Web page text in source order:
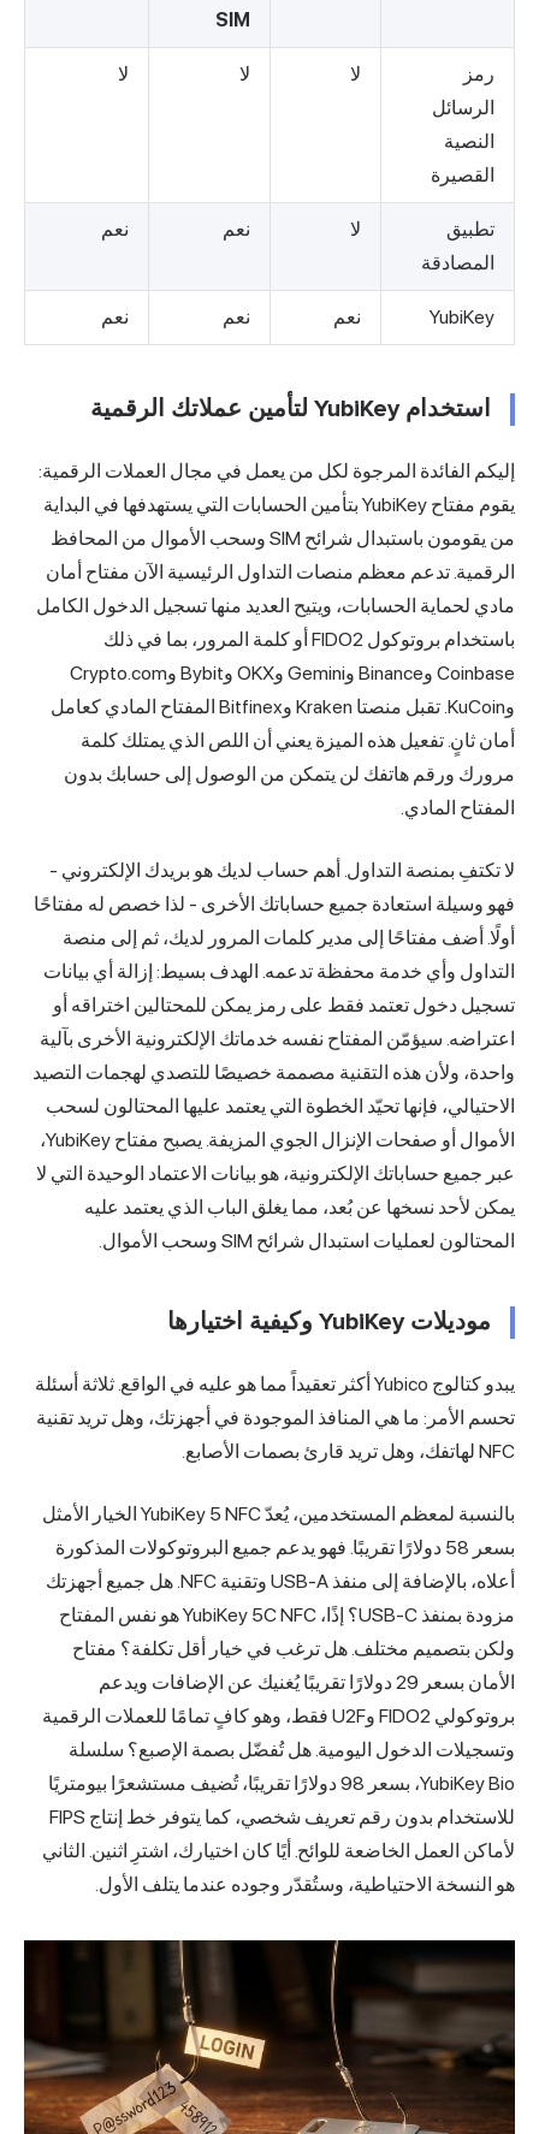
SIM
رمز
الرسائل
النصية
القصيرة
لا لا لا
تطبيق
المصادقة
لا نعم نعم
YubiKey نعم نعم نعم
استخدام YubiKey لتأمين عملاتك الرقمية
إليكم الفائدة المرجوة لكل من يعمل في مجال العملات الرقمية:
يقوم مفتاح YubiKey بتأمين الحسابات التي يستهدفها في البداية
من يقومون باستبدال شرائح SIM وسحب الأموال من المحافظ
الرقمية. تدعم معظم منصات التداول الرئيسية الآن مفتاح أمان
مادي لحماية الحسابات، ويتيح العديد منها تسجيل الدخول الكامل
باستخدام بروتوكول FIDO2 أو كلمة المرور، بما في ذلك
Coinbase
وBinance وGemini وOKX وBybit وCrypto.com
وKuCoin. تقبل منصتا Kraken وBitfinex المفتاح المادي كعامل
أمان ثانٍ. تفعيل هذه الميزة يعني أن اللص الذي يمتلك كلمة
مرورك ورقم هاتفك لن يتمكن من الوصول إلى حسابك بدون
المفتاح المادي.
لا تكتفِ بمنصة التداول. أهم حساب لديك هو بريدك الإلكتروني -
فهو وسيلة استعادة جميع حساباتك الأخرى - لذا خصص له مفتاحًا
أولًا. أضف مفتاحًا إلى مدير كلمات المرور لديك، ثم إلى منصة
التداول وأي خدمة محفظة تدعمه. الهدف بسيط: إزالة أي بيانات
تسجيل دخول تعتمد فقط على رمز يمكن للمحتالين اختراقه أو
اعتراضه. سيؤمّن المفتاح نفسه خدماتك الإلكترونية الأخرى بآلية
واحدة، ولأن هذه التقنية مصممة خصيصًا للتصدي لهجمات التصيد
الاحتيالي، فإنها تحيّد الخطوة التي يعتمد عليها المحتالون لسحب
الأموال أو صفحات الإنزال الجوي المزيفة. يصبح مفتاح YubiKey،
عبر جميع حساباتك الإلكترونية، هو بيانات الاعتماد الوحيدة التي لا
يمكن لأحد نسخها عن بُعد، مما يغلق الباب الذي يعتمد عليه
المحتالون لعمليات استبدال شرائح SIM وسحب الأموال.
موديلات YubiKey وكيفية اختيارها
يبدو كتالوج Yubico أكثر تعقيداً مما هو عليه في الواقع. ثلاثة أسئلة
تحسم الأمر: ما هي المنافذ الموجودة في أجهزتك، وهل تريد تقنية
NFC لهاتفك، وهل تريد قارئ بصمات الأصابع.
بالنسبة لمعظم المستخدمين، يُعدّYubiKey 5 NFC الخيار الأمثل
بسعر 58 دولارًا تقريبًا. فهو يدعم جميع البروتوكولات المذكورة
أعلاه، بالإضافة إلى منفذ USB-A وتقنية NFC. هل جميع أجهزتك
مزودة بمنفذ USB-C؟ إذًا، YubiKey 5C NFC هو نفس المفتاح
ولكن بتصميم مختلف. هل ترغب في خيار أقل تكلفة؟ مفتاح
الأمان بسعر 29 دولارًا تقريبًا يُغنيك عن الإضافات ويدعم
بروتوكولي FIDO2 وU2F فقط، وهو كافٍ تمامًا للعملات الرقمية
وتسجيلات الدخول اليومية. هل تُفضّل بصمة الإصبع؟ سلسلة
YubiKey Bio، بسعر 98 دولارًا تقريبًا، تُضيف مستشعرًا بيومتريًا
للاستخدام بدون رقم تعريف شخصي، كما يتوفر خط إنتاج FIPS
لأماكن العمل الخاضعة للوائح. أيًا كان اختيارك، اشترِ اثنين. الثاني
هو النسخة الاحتياطية، وستُقدّر وجوده عندما يتلف الأول.